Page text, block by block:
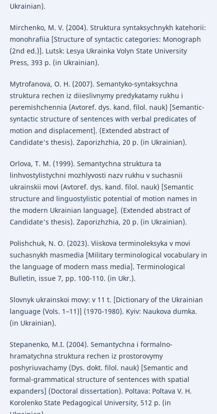
Ukrainian).
Mirchenko, M. V. (2004). Struktura syntaksychnykh katehorii:
monohrafiia [Structure of syntactic categories: Monograph
(2nd ed.)]. Lutsk: Lesya Ukrainka Volyn State University
Press, 393 p. (in Ukrainian).
Mytrofanova, O. H. (2007). Semantyko-syntaksychna
struktura rechen iz diieslivnymy predykatamy rukhu i
peremishchennia (Avtoref. dys. kand. filol. nauk) [Semantic-
syntactic structure of sentences with verbal predicates of
motion and displacement]. (Extended abstract of
Candidate's thesis). Zaporizhzhia, 20 p. (in Ukrainian).
Orlova, T. M. (1999). Semantychna struktura ta
linhvostylistychni mozhlyvosti nazv rukhu v suchasnii
ukrainskii movi (Avtoref. dys. kand. filol. nauk) [Semantic
structure and linguostylistic potential of motion names in
the modern Ukrainian language]. (Extended abstract of
Candidate's thesis). Zaporizhzhia, 20 p. (in Ukrainian).
Polishchuk, N. O. (2023). Viiskova terminoleksyka v movi
suchasnykh masmedia [Military terminological vocabulary in
the language of modern mass media]. Terminological
Bulletin, issue 7, pp. 100-110. (in Ukr.).
Slovnyk ukrainskoi movy: v 11 t. [Dictionary of the Ukrainian
language (Vols. 1–11)] (1970-1980). Kyiv: Naukova dumka.
(in Ukrainian).
Stepanenko, M.I. (2004). Semantychna i formalno-
hramatychna struktura rechen iz prostorovymy
poshyriuvachamy (Dys. dokt. filol. nauk) [Semantic and
formal-grammatical structure of sentences with spatial
expanders] (Doctoral dissertation). Poltava: Poltava V. H.
Korolenko State Pedagogical University, 512 p. (in